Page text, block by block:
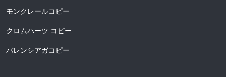
モンクレールコピー
クロムハーツ コピー
バレンシアガコピー